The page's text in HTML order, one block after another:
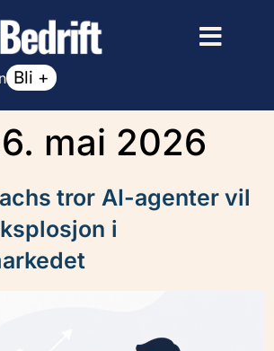
Bli +
mai 2026
tror AI-agenter vil
i